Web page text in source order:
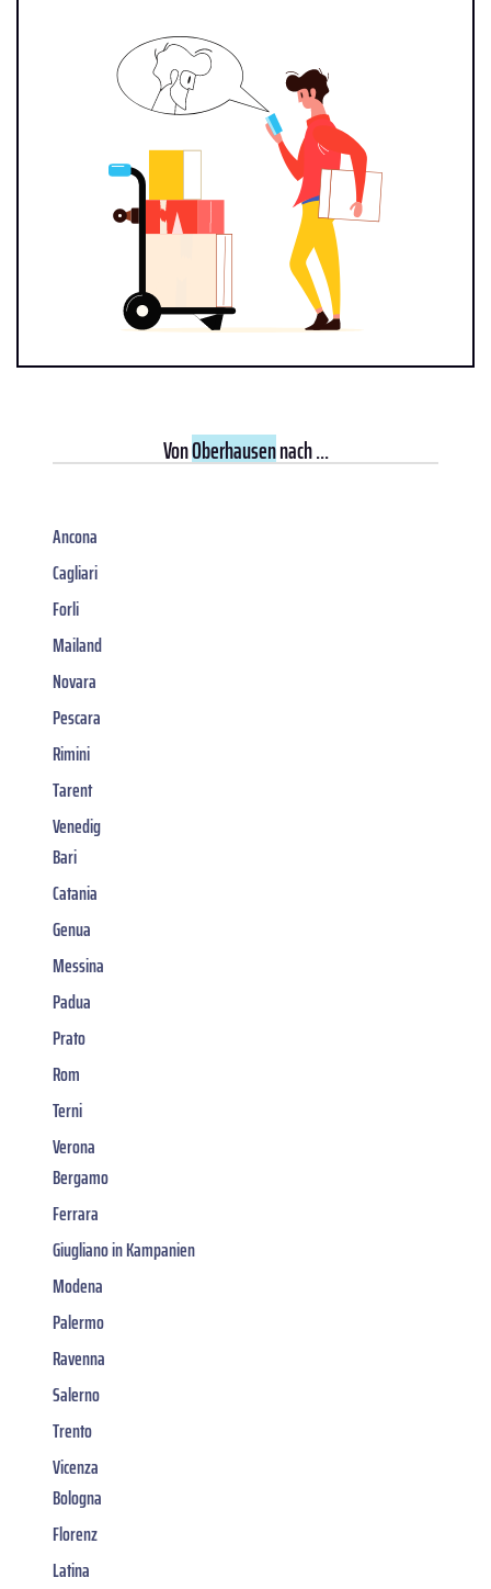
VonOberhausennach ...
Ancona
Cagliari
Forli
Mailand
Novara
Pescara
Rimini
Tarent
Venedig
Bari
Catania
Genua
Messina
Padua
Prato
Rom
Terni
Verona
Bergamo
Ferrara
Giugliano in Kampanien
Modena
Palermo
Ravenna
Salerno
Trento
Vicenza
Bologna
Florenz
Latina